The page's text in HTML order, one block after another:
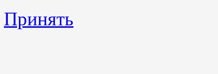
Принять